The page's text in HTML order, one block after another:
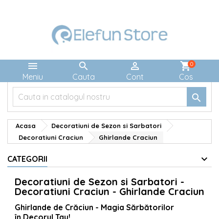

Meniu

Cauta

Cont
shopping_cart
Cos
0

Acasa
Decoratiuni de Sezon si Sarbatori
Decoratiuni Craciun
Ghirlande Craciun
CATEGORII
Decoratiuni de Sezon si Sarbatori -
Decoratiuni Craciun - Ghirlande Craciun
Ghirlande de Crăciun - Magia Sărbătorilor
în Decorul Tau!